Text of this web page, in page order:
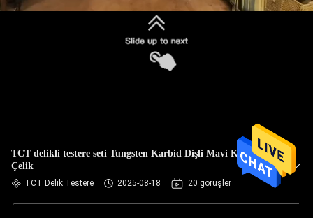
TCT delikli testere seti Tungsten Karbid Dişli Mavi Karbon
Çelik
TCT Delik Testere 2025-08-18 20 görüşler